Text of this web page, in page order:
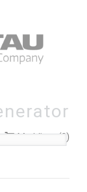
Merkliste (0)